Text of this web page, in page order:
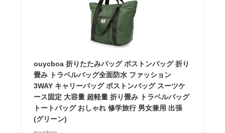
ouycboa 折りたたみバッグ ボストンバッグ 折り
畳み トラベルバッグ全面防水 ファッション
3WAY キャリーバッグ ボストンバッグ スーツケ
ース固定 大容量 超軽量 折り畳み トラベルバッグ
トートバッグ おしゃれ 修学旅行 男女兼用 出張
(グリーン)